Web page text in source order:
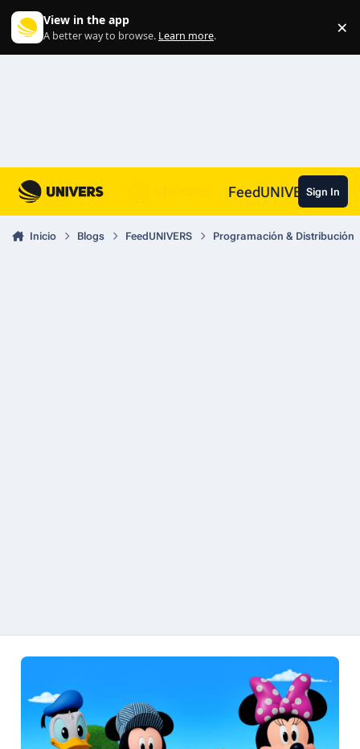
View in the app
A better way to browse. Learn more. ×
FeedUNIVERSSign In
Inicio Blogs FeedUNIVERS Programación & Distribución